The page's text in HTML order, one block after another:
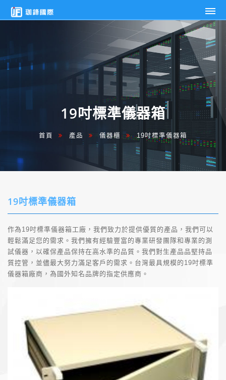
珈
際
企
19
準
儀
19吋標準儀器箱
首頁 產品 儀器櫃 19吋標準儀器箱
19吋標準儀器箱
作為19吋標準儀器箱工廠，我們致力於提供優質的產品，我們可以
輕鬆滿足您的需求。我們擁有經驗豐富的專業研發團隊和專業的測
試儀器，以確保產品保持在高水準的品質。我們對生產品品堅持品
質控管，並儘最大努力滿足客戶的需求。台灣最具規模的19吋標準
儀器箱廠商，為國外知名品牌的指定供應商。